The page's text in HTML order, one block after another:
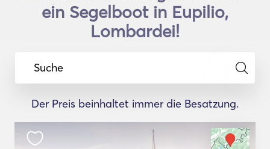
ein Segelboot in Eupilio,
Lombardei!
Suche
Der Preis beinhaltet immer die Besatzung.